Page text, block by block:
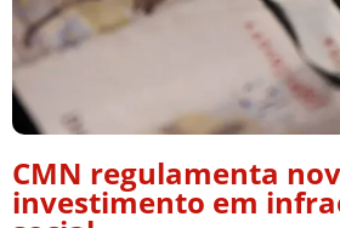
CMN regulamenta
investimento em